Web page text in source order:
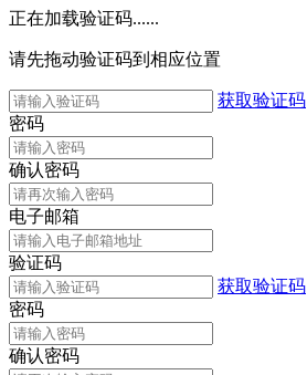
正在加载验证码......
请先拖动验证码到相应位置
获取验证码
密码
确认密码
电子邮箱
验证码
获取验证码
密码
确认密码